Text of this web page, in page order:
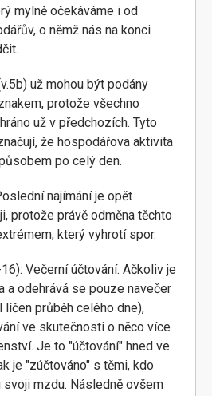
mylně očekáváme i od
o němž nás na konci
už mohou být podány
protože všechno
už v předchozích. Tyto
že hospodářova aktivita
po celý den.
najímání je opět
protože právě odměna těchto
který vyhrotí spor.
Večerní účtování. Ačkoliv je
a odehrává se pouze navečer
průběh celého dne),
ve skutečnosti o něco více
Je to "účtování" hned ve
je "zúčtováno" s těmi, kdo
mzdu. Následně ovšem